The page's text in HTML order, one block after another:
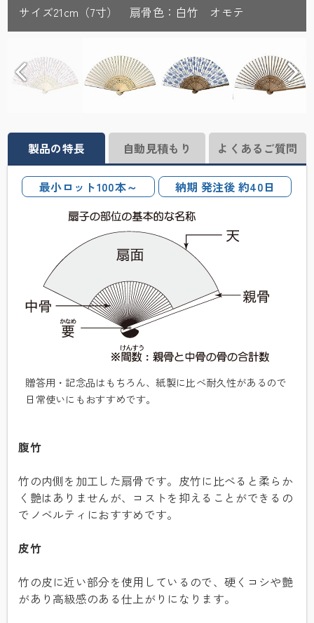
サイズ21cm（7寸） 扇骨色：白竹 オモテ
製品の特長
最小ロット100本～ 納期 発注後 約40日
贈答用・記念品はもちろん、紙製に比べ耐久性があるので
日常使いにもおすすめです。
腹竹
竹の内側を加工した扇骨です。皮竹に比べると柔らか
く艶はありませんが、コストを抑えることができるの
でノベルティにおすすめです。
皮竹
竹の皮に近い部分を使用しているので、硬くコシや艶
があり高級感のある仕上がりになります。
自動見積もり よくあるご質問